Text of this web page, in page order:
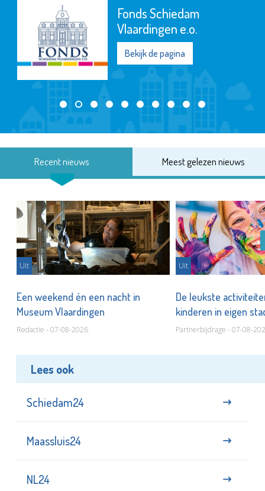
Fonds Schiedam
Vlaardingen e.o.
Bekijk de pagina
Recent nieuws Meest gelezen nieuws
Uit
Een weekend én een nacht in
Museum Vlaardingen
Redactie - 07-08-2026
Uit
De leukste
kinderen in eigen
Partnerbijdrage - 07-08-
Lees ook
Schiedam24
Maassluis24
NL24